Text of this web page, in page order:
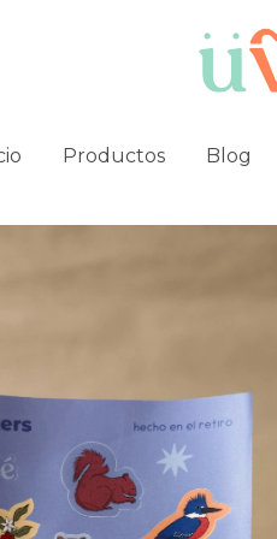
Productos Blog